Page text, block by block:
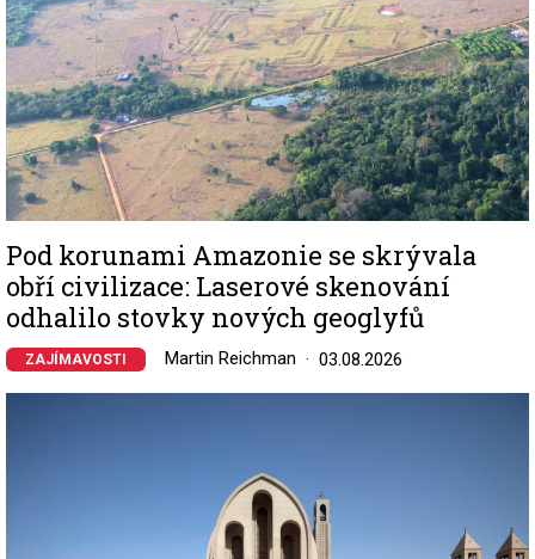
Pod korunami Amazonie se skrývala
obří civilizace: Laserové skenování
odhalilo stovky nových geoglyfů
ZAJÍMAVOSTI Martin Reichman 03.08.2026